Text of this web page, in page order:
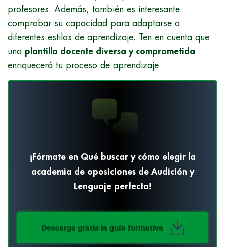
profesores. Además, también es interesante
comprobar su capacidad para adaptarse a
diferentes estilos de aprendizaje. Ten en cuenta que
una plantilla docente diversa y comprometida
enriquecerá tu proceso de aprendizaje
¡Fórmate en Qué buscar y cómo elegir la
academia de oposiciones de Audición y
Lenguaje perfecta!
Descarga gratis la guía formativa